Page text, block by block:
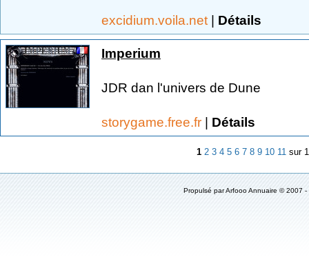
excidium.voila.net | Détails
Imperium
JDR dan l'univers de Dune
storygame.free.fr | Détails
1 2 3 4 5 6 7 8 9 10 11 sur
Propulsé parArfooo Annuaire © 2007